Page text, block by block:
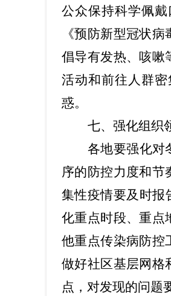
公众保持科学佩
《预防新型冠状
倡导有发热、咳嗽
活动和前往人群
惑。
七、强化组织
各地要强化对
序的防控力度和节
集性疫情要及时报
化重点时段、重点
他重点传染病防控
做好社区基层网格
点，对发现的问题